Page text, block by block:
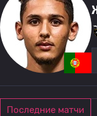
Последние матчи